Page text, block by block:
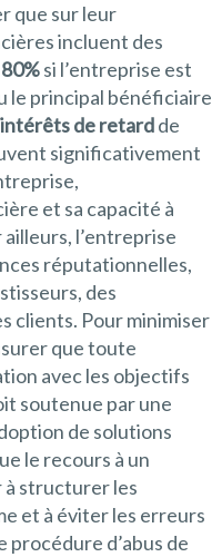
que sur leur
incluent des
80%si l’entreprise est
le principal bénéficiaire
intérêts de retardde
significativement
et sa capacité à
l’entreprise
réputationnelles,
des
clients. Pour minimiser
que toute
avec les objectifs
soutenue par une
de solutions
le recours à un
à structurer les
et à éviter les erreurs
d’abus de